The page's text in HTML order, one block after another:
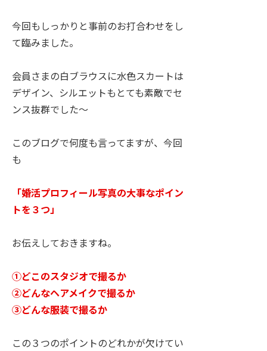
今回もしっかりと事前のお打合わせをし
て臨みました。
会員さまの白ブラウスに水色スカートは
デザイン、シルエットもとても素敵でセ
ンス抜群でした～
このブログで何度も言ってますが、今回
も
「婚活プロフィール写真の大事なポイン
トを３つ」
お伝えしておきますね。
①どこのスタジオで撮るか
②どんなヘアメイクで撮るか
③どんな服装で撮るか
この３つのポイントのどれかが欠けてい